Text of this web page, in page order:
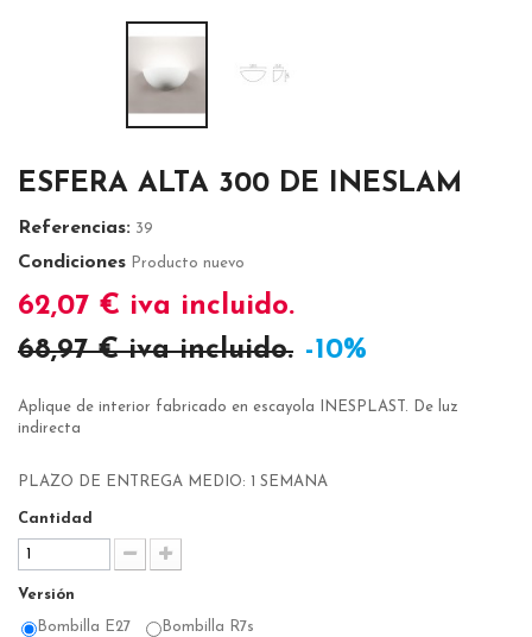
ESFERA ALTA 300 DE INESLAM
Referencias: 39
Condiciones Producto nuevo
62,07 € iva incluido.
68,97 €iva incluido. -10%
Aplique de interior fabricado en escayola INESPLAST. De luz
indirecta
PLAZO DE ENTREGA MEDIO: 1 SEMANA
Cantidad
Versión
Bombilla E27 Bombilla R7s